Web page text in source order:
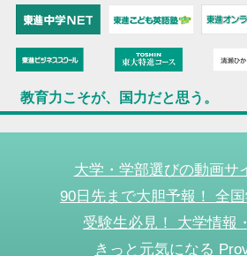
教育力こそが、国力だと思う。
大学・学部選びの動画サ
90日先まで大胆予報！ 全
受験生必見！ 大学情報
きっと元気になる